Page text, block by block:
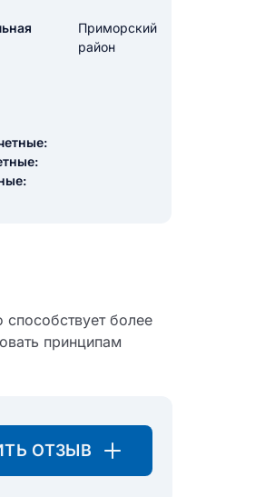
Приморский
район
более
принципам
ОТЗЫВ